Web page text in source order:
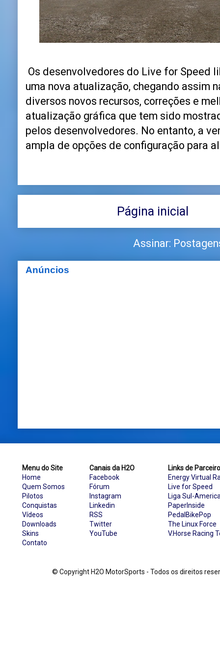
Os desenvolvedores do Live for Speed
uma nova atualização, chegando assim
diversos novos recursos, correções e
atualização gráfica que tem sido
pelos desenvolvedores. No entanto, a
ampla de opções de configuração para
Página inicial
Assinar:
Anúncios
Menu do Site
Home
Quem Somos
Pilotos
Conquistas
Vídeos
Downloads
Skins
Contato
Canais da H2O
Facebook
Fórum
Instagram
Linkedin
RSS
Twitter
YouTube
Links de
Energy Virtual
Live for Speed
Liga Sul-
PaperInside
PedalBikePop
The Linux Force
V.Horse Racing
© Copyright H2O MotorSports - Todos os direitos